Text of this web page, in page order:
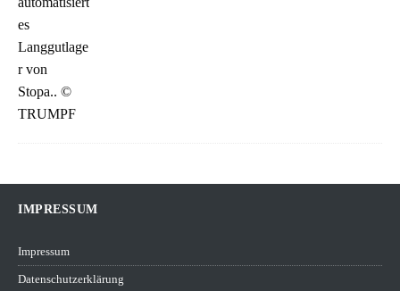
IMPRESSUM
Impressum
Datenschutzerklärung